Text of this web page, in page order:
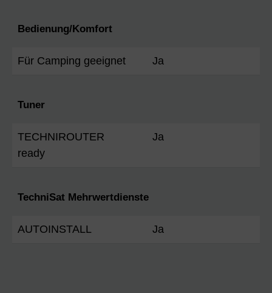
Bedienung/Komfort
Für Camping geeignet Ja
Tuner
TECHNIROUTER
ready
Ja
TechniSat Mehrwertdienste
AUTOINSTALL Ja